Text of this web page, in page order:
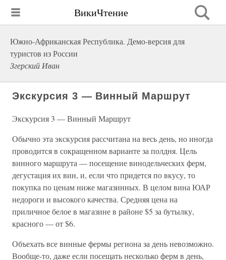
ВикиЧтение
Южно-Африканская Республика. Демо-версия для
туристов из России
Згерский Иван
Экскурсия 3 — Винный Маршрут
Экскурсия 3 — Винный Маршрут
Обычно эта экскурсия рассчитана на весь день, но иногда
проводится в сокращенном варианте за полдня. Цель
винного маршрута — посещение винодельческих ферм,
дегустация их вин, и, если что придется по вкусу, то
покупка по ценам ниже магазинных. В целом вина ЮАР
недороги и высокого качества. Средняя цена на
приличное белое в магазине в районе $5 за бутылку,
красного — от $6.
Объехать все винные фермы региона за день невозможно.
Вообще-то, даже если посещать несколько ферм в день,